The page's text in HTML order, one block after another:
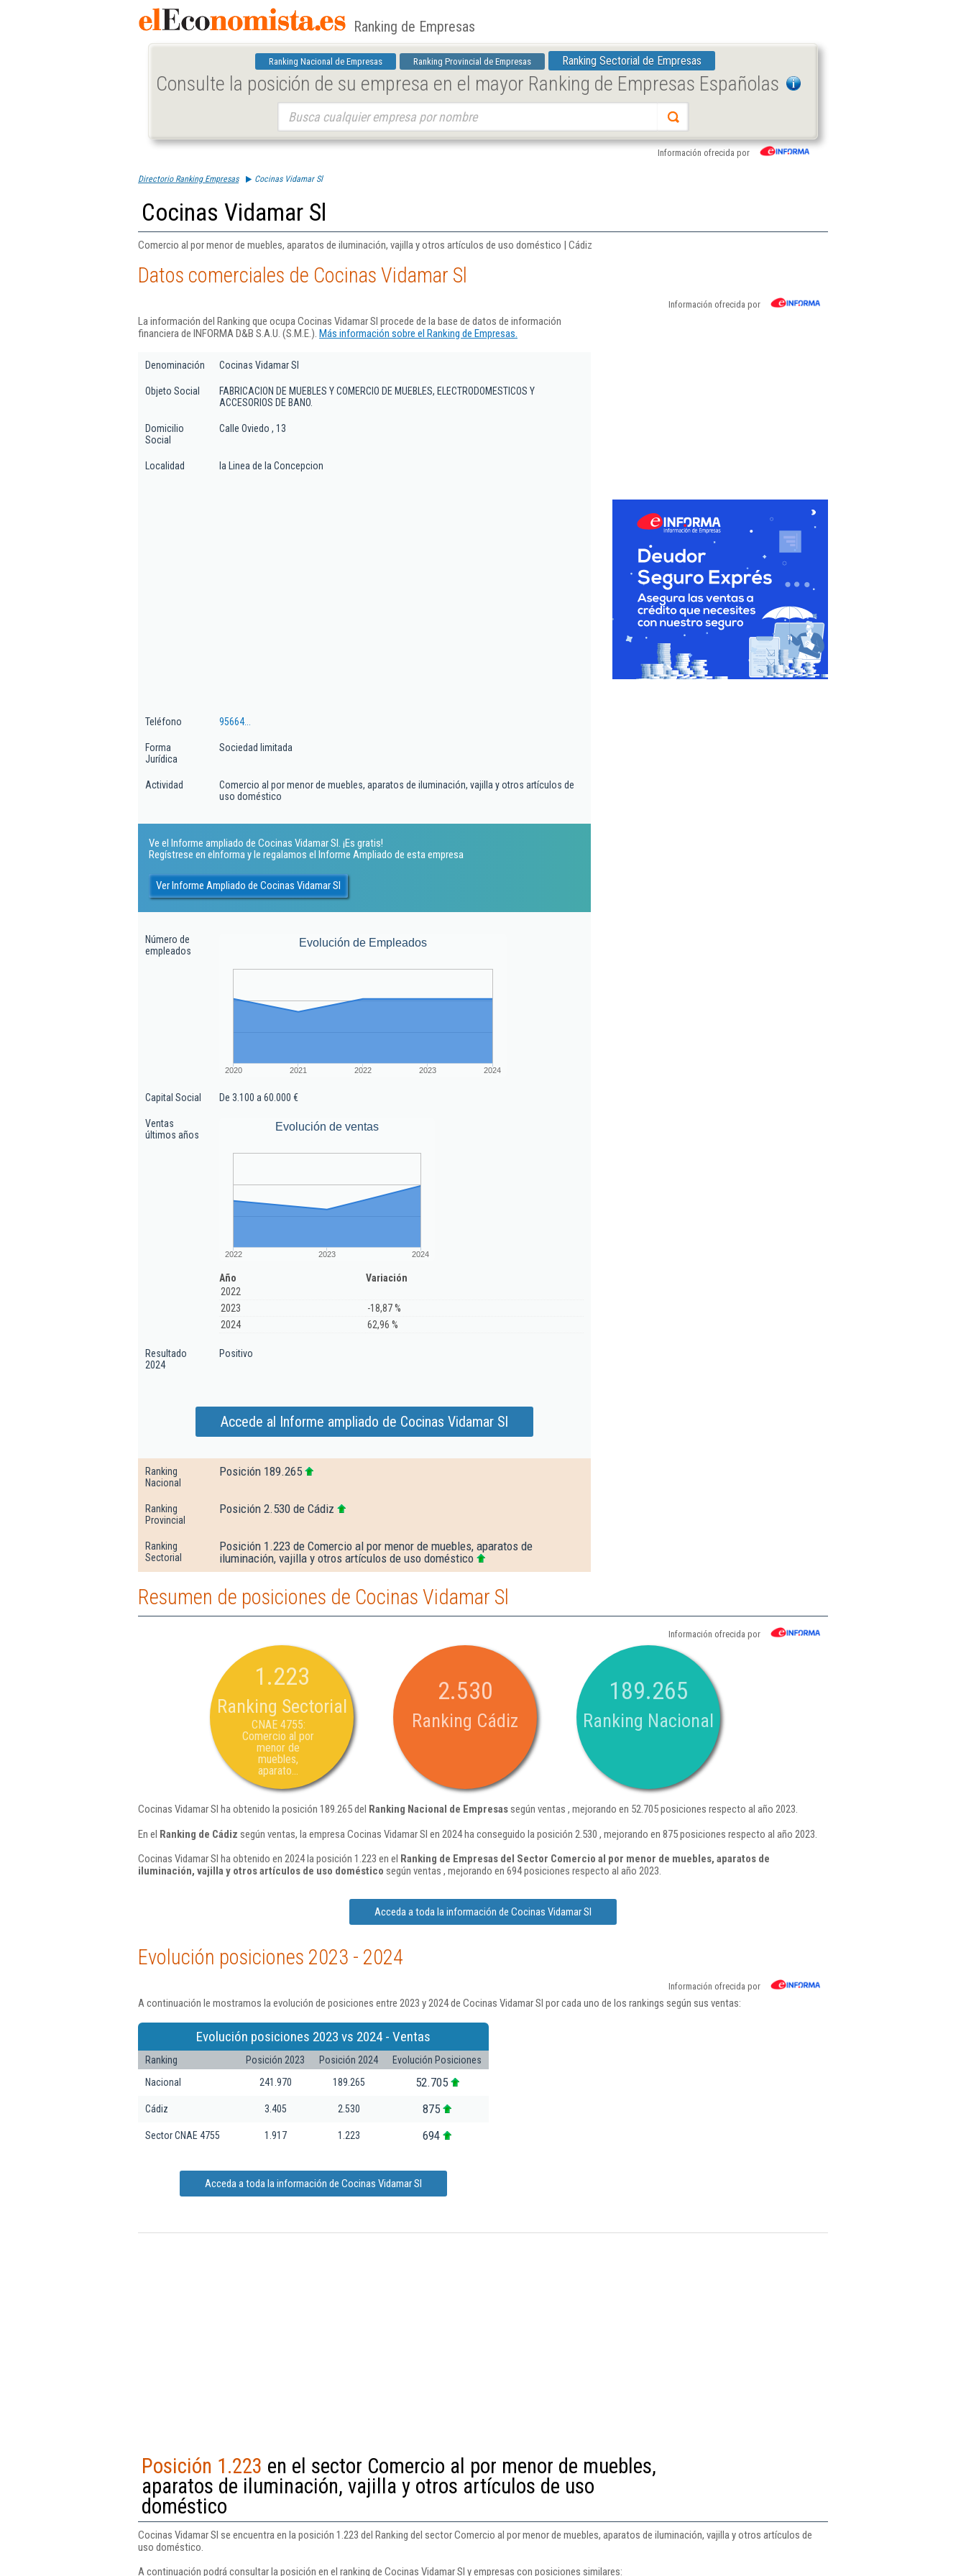
Ranking de Empresas
Ranking Nacional de Empresas Ranking Provincial de Empresas Ranking Sectorial de Empresas
Consulte la posición de su empresa en el mayor Ranking de Empresas Españolas
Información ofrecida por
Directorio Ranking Empresas Cocinas Vidamar Sl
Cocinas Vidamar Sl
Comercio al por menor de muebles, aparatos de iluminación, vajilla y otros artículos de uso doméstico | Cádiz
Datos comerciales de Cocinas Vidamar Sl
Información ofrecida por
La información del Ranking que ocupa Cocinas Vidamar Sl procede de la base de datos de información
financiera de INFORMA D&B S.A.U. (S.M.E.). Más información sobre el Ranking de Empresas.
Denominación Cocinas Vidamar Sl
Objeto Social
FABRICACION DE MUEBLES Y COMERCIO DE MUEBLES, ELECTRODOMESTICOS Y
ACCESORIOS DE BANO.
Domicilio
Social
Calle Oviedo , 13
Localidad la Linea de la Concepcion
Teléfono 95664...
Forma
Jurídica
Sociedad limitada
Actividad
Comercio al por menor de muebles, aparatos de iluminación, vajilla y otros artículos de
uso doméstico
Ve el Informe ampliado de Cocinas Vidamar Sl. ¡Es gratis!
Regístrese en eInforma y le regalamos el Informe Ampliado de esta empresa
Ver Informe Ampliado de Cocinas Vidamar Sl
Número de
empleados
Evolución de Empleados
2020 2021 2022 2023 2024
Capital Social De 3.100 a 60.000 €
Ventas
últimos años
Evolución de ventas
2022 2023 2024
Año
Variación
2022
2023
-18,87 %
2024
62,96 %
Resultado
2024
Positivo
Accede al Informe ampliado de Cocinas Vidamar Sl
Ranking
Nacional
Posición 189.265
Ranking
Provincial
Posición 2.530 de Cádiz
Ranking
Sectorial
Posición 1.223 de Comercio al por menor de muebles, aparatos de
iluminación, vajilla y otros artículos de uso doméstico
Resumen de posiciones de Cocinas Vidamar Sl
Información ofrecida por
1.223
Ranking Sectorial
CNAE 4755:
Comercio al por
menor de
muebles,
aparato...
2.530
Ranking Cádiz
189.265
Ranking Nacional
Cocinas Vidamar Sl ha obtenido la posición 189.265 del Ranking Nacional de Empresassegún ventas , mejorando en 52.705 posiciones respecto al año 2023.
En el Ranking de Cádiz según ventas, la empresa Cocinas Vidamar Sl en 2024 ha conseguido la posición 2.530 , mejorando en 875 posiciones respecto al año 2023.
Cocinas Vidamar Sl ha obtenido en 2024 la posición 1.223 en el Ranking de Empresas del Sector Comercio al por menor de muebles, aparatos de
iluminación, vajilla y otros artículos de uso doméstico según ventas , mejorando en 694 posiciones respecto al año 2023.
Acceda a toda la información de Cocinas Vidamar Sl
Evolución posiciones 2023 - 2024
Información ofrecida por
A continuación le mostramos la evolución de posiciones entre 2023 y 2024 de Cocinas Vidamar Sl por cada uno de los rankings según sus ventas:
Evolución posiciones 2023 vs 2024 - Ventas
Ranking Posición 2023 Posición 2024
Evolución Posiciones
Nacional
241.970 189.265 52.705
Cádiz 3.405 2.530 875
Sector CNAE 4755 1.917 1.223 694
Acceda a toda la información de Cocinas Vidamar Sl
Posición 1.223 en el sector Comercio al por menor de muebles,
aparatos de iluminación, vajilla y otros artículos de uso
doméstico
Cocinas Vidamar Sl se encuentra en la posición 1.223 del Ranking del sector Comercio al por menor de muebles, aparatos de iluminación, vajilla y otros artículos de
uso doméstico.
A continuación podrá consultar la posición en el ranking de Cocinas Vidamar Sl y empresas con posiciones similares: